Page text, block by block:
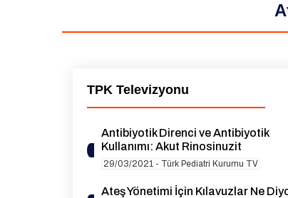
TPK Televizyonu
Antibiyotik Direnci ve Antibiyotik
Kullanımı: Akut Rinosinuzit
29/03/2021 - Türk Pediatri Kurumu TV
Ateş Yönetimi İçin Kılavuzlar Ne